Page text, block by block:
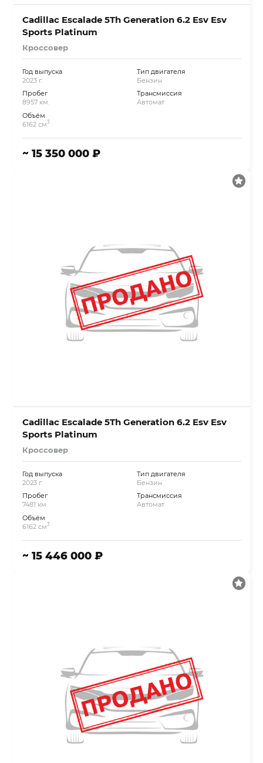
Cadillac Escalade 5Th Generation 6.2 Esv Esv
Sports Platinum
Кроссовер
Год выпуска
2023 г.
Пробег
8957 км.
Объём
6162 см3
Тип двигателя
Бензин
Трансмиссия
Автомат
~ 15 350 000 ₽
Cadillac Escalade 5Th Generation 6.2 Esv Esv
Sports Platinum
Кроссовер
Год выпуска
2023 г.
Пробег
7481 км.
Объём
6162 см3
Тип двигателя
Бензин
Трансмиссия
Автомат
~ 15 446 000 ₽